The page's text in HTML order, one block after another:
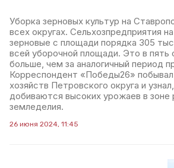
Уборка зерновых культур на
всех округах. Сельхозпредприятия
зерновые с площади порядка 305
всей уборочной площади. Это в пять
больше, чем за аналогичный период
Корреспондент «Победы26»
хозяйств Петровского округа и
добиваются высоких урожаев в зоне
земледелия.
26 июня 2024, 11:45